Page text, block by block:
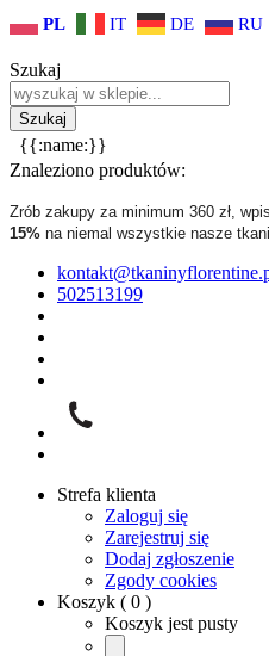
PL IT DE RU
Szukaj
{{:name:}}
Znaleziono produktów:
Zrób zakupy za minimum 360 zł,
15% na niemal wszystkie nasze
502513199
Strefa klienta
Zaloguj się
Zarejestruj się
Dodaj zgłoszenie
Zgody cookies
Koszyk ( 0 )
Koszyk jest pusty